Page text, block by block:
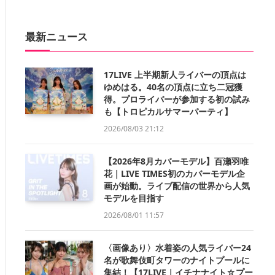
最新ニュース
17LIVE 上半期新人ライバーの頂点は
ゆめはる。40名の頂点に立ち二冠獲
得。プロライバーが参加する初の試み
も【トロピカルサマーパーティ】
2026/08/03 21:12
【2026年8月カバーモデル】百瀬羽唯
花｜LIVE TIMES初のカバーモデル企
画が始動。ライブ配信の世界から人気
モデルを目指す
2026/08/01 11:57
〈画像あり〉水着姿の人気ライバー24
名が歌舞伎町タワーのナイトプールに
集結！【17LIVE｜イチナナイト☆プー